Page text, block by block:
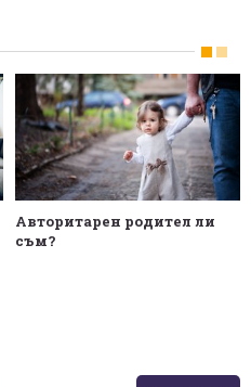
Авторитарен родител ли
съм?